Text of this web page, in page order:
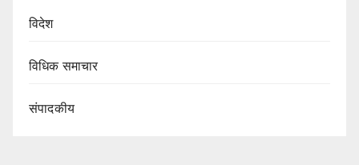
विदेश
विधिक समाचार
संपादकीय